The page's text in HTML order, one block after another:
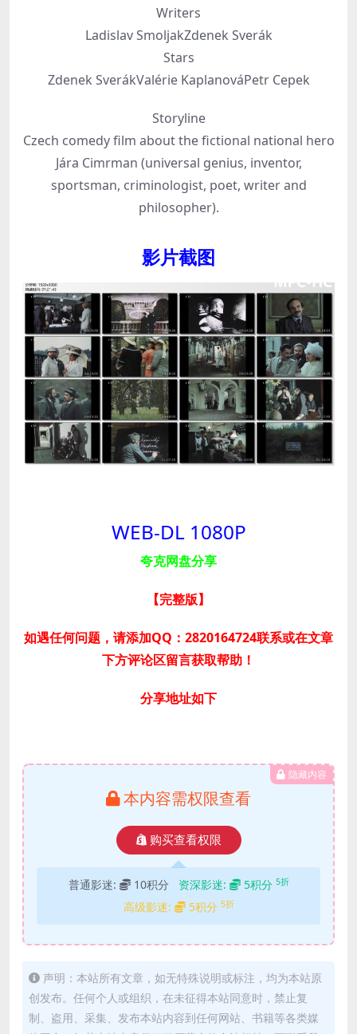
Writers
Ladislav SmoljakZdenek Sverák
Stars
Zdenek SverákValérie KaplanováPetr Cepek
Storyline
Czech comedy film about the fictional national hero
Jára Cimrman (universal genius, inventor,
sportsman, criminologist, poet, writer and
philosopher).
影片截图
WEB-DL 1080P
夸克网盘分享
【完整版】
如遇任何问题，请添加QQ：2820164724联系或在文章
下方评论区留言获取帮助！
分享地址如下
隐藏内容
本内容需权限查看
购买查看权限
普通影迷: 10积分 资深影迷: 5积分 5折
高级影迷: 5积分 5折
声明：本站所有文章，如无特殊说明或标注，均为本站原
创发布。任何个人或组织，在未征得本站同意时，禁止复
制、盗用、采集、发布本站内容到任何网站、书籍等各类媒